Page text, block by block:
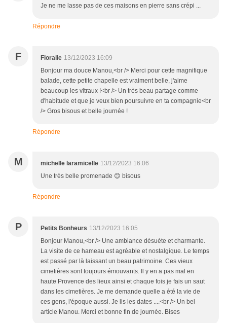
Je ne me lasse pas de ces maisons en pierre sans crépi ...
Répondre
F Floralie 13/12/2023 16:09
Bonjour ma douce Manou,<br /> Merci pour cette magnifique
balade, cette petite chapelle est vraiment belle, j'aime
beaucoup les vitraux !<br /> Un très beau partage comme
d'habitude et que je veux bien poursuivre en ta compagnie<br
/> Gros bisous et belle journée !
Répondre
M michelle laramicelle 13/12/2023 16:06
Une très belle promenade 😊 bisous
Répondre
P Petits Bonheurs 13/12/2023 16:05
Bonjour Manou,<br /> Une ambiance désuète et charmante.
La visite de ce hameau est agréable et nostalgique. Le temps
est passé par là laissant un beau patrimoine. Ces vieux
cimetières sont toujours émouvants. Il y en a pas mal en
haute Provence des lieux ainsi et chaque fois je fais un saut
dans les cimetières. Je me demande quelle a été la vie de
ces gens, l'époque aussi. Je lis les dates ....<br /> Un bel
article Manou. Merci et bonne fin de journée. Bises